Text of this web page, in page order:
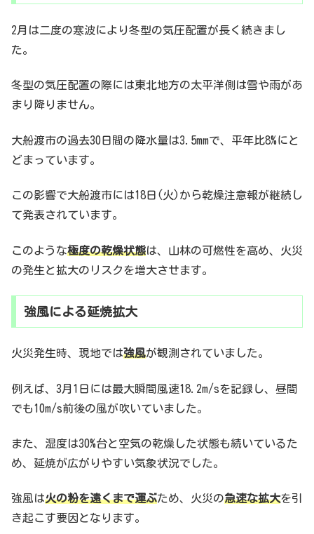
2月は二度の寒波により冬型の気圧配置が長く続きまし
た。
冬型の気圧配置の際には東北地方の太平洋側は雪や雨があ
まり降りません。
大船渡市の過去30日間の降水量は3.5mmで、平年比8%にと
どまっています。
この影響で大船渡市には18日(火)から乾燥注意報が継続し
て発表されています。
このような極度の乾燥状態は、山林の可燃性を高め、火災
の発生と拡大のリスクを増大させます。
強風による延焼拡大
火災発生時、現地では強風が観測されていました。
例えば、3月1日には最大瞬間風速18.2m/sを記録し、昼間
でも10m/s前後の風が吹いていました。
また、湿度は30%台と空気の乾燥した状態も続いているた
め、延焼が広がりやすい気象状況でした。
強風は火の粉を遠くまで運ぶため、火災の急速な拡大を引
き起こす要因となります。